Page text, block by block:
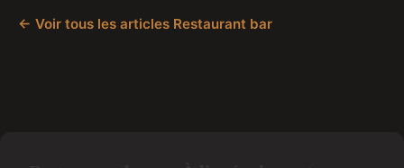
← Voir tous les articles Restaurant bar